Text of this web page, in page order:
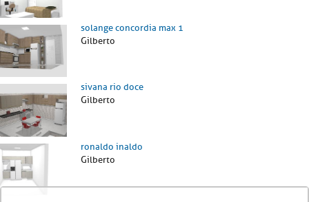
solange concordia max 1
Gilberto
sivana rio doce
Gilberto
ronaldo inaldo
Gilberto